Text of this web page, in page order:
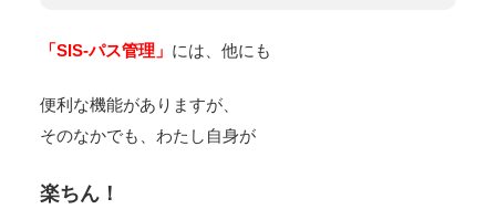
「SIS-パス管理」 には、他にも
便利な機能がありますが、
そのなかでも、わたし自身が
楽ちん！